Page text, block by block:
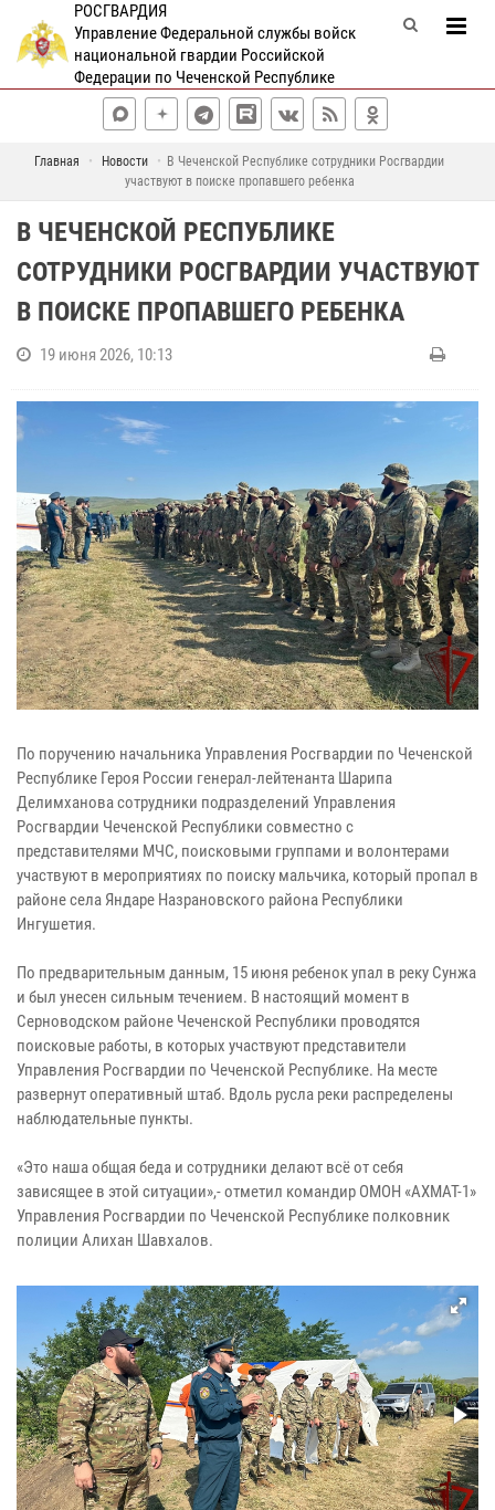
РОСГВАРДИЯ
Управление Федеральной службы войск
национальной гвардии Российской
Федерации по Чеченской Республике
Главная Новости
В Чеченской Республике сотрудники Росгвардии
участвуют в поиске пропавшего ребенка
В ЧЕЧЕНСКОЙ РЕСПУБЛИКЕ
СОТРУДНИКИ РОСГВАРДИИ УЧАСТВУЮТ
В ПОИСКЕ ПРОПАВШЕГО РЕБЕНКА
19 июня 2026, 10:13
По поручению начальника Управления Росгвардии по Чеченской
Республике Героя России генерал-лейтенанта Шарипа
Делимханова сотрудники подразделений Управления
Росгвардии Чеченской Республики совместно с
представителями МЧС, поисковыми группами и волонтерами
участвуют в мероприятиях по поиску мальчика, который пропал в
районе села Яндаре Назрановского района Республики
Ингушетия.
По предварительным данным, 15 июня ребенок упал в реку Сунжа
и был унесен сильным течением. В настоящий момент в
Серноводском районе Чеченской Республики проводятся
поисковые работы, в которых участвуют представители
Управления Росгвардии по Чеченской Республике. На месте
развернут оперативный штаб. Вдоль русла реки распределены
наблюдательные пункты.
«Это наша общая беда и сотрудники делают всё от себя
зависящее в этой ситуации»,- отметил командир ОМОН «АХМАТ-1»
Управления Росгвардии по Чеченской Республике полковник
полиции Алихан Шавхалов.